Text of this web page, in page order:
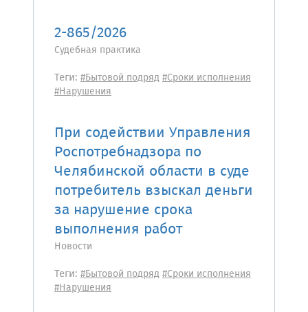
2-865/2026
Судебная практика
Теги: #Бытовой подряд#Сроки исполнения
#Нарушения
При содействии Управления
Роспотребнадзора по
Челябинской области в суде
потребитель взыскал деньги
за нарушение срока
выполнения работ
Новости
Теги: #Бытовой подряд#Сроки исполнения
#Нарушения